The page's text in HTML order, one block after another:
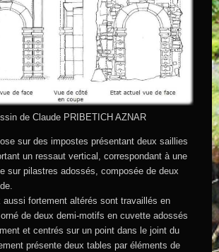
de Claude PRIBETICH AZNAR
sur des impostes présentant deux saillies
un ressaut vertical, correspondant à une
sur pilastres adossés, composée de deux
aussi fortement altérés sont travaillés en
de deux demi-motifs en cuvette adossés
et centrés sur un point dans le joint du
présente deux tables par éléments de